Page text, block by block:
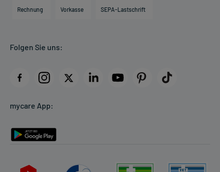
Direktabrechnung PKV
AGB
Datenschutz
Rückgabe/Widerruf
Rechnung Vorkasse SEPA-Lastschrift
Folgen Sie uns:
mycare App: